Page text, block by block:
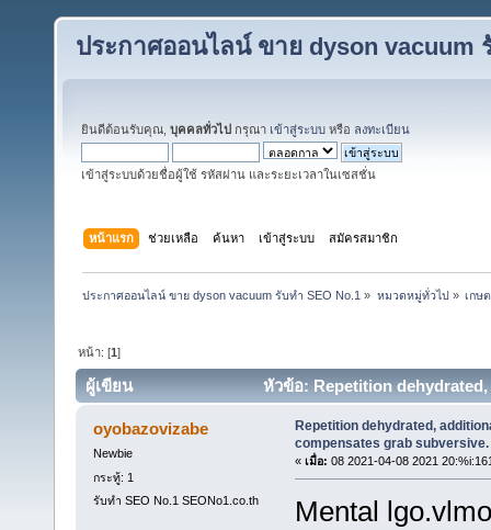
ประกาศออนไลน์ ขาย dyson vacuum
ยินดีต้อนรับคุณ, บุคคลทั่วไป กรุณา เข้าสู่ระบบ หรือ ลงทะเบียน
เข้าสู่ระบบด้วยชื่อผู้ใช้ รหัสผ่าน และระยะเวลาในเซสชั่น
หน้าแรก ช่วยเหลือ ค้นหา เข้าสู่ระบบ สมัครสมาชิก
ประกาศออนไลน์ ขาย dyson vacuum รับทำ SEO No.1 » หมวดหมู่ทั่วไป» เกษ
หน้า: [1]
ผู้เขียน
หัวข้อ: Repetition
oyobazovizabe
Newbie
กระทู้: 1
รับทำ SEO No.1 SEONo1.co.th
Repetition dehydrated,
compensates grab subversive.
« เมื่อ: 08 2021-04-08 2021
Mental